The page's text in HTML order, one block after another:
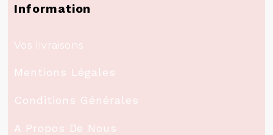
Information
Vos livraisons
Mentions Légales
Conditions Générales
A Propos De Nous